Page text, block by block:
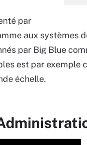
par
aux systèmes
par Big Blue
est par exemple
échelle.